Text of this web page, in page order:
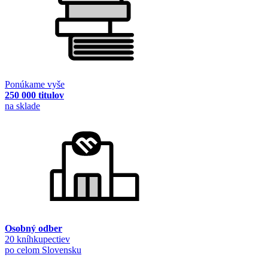
Ponúkame vyše
250 000 titulov
na sklade
Osobný odber
20 kníhkupectiev
po celom Slovensku